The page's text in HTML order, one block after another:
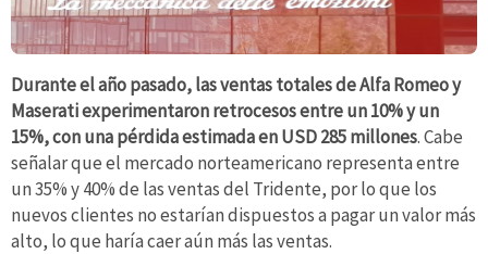
Durante el año pasado, las ventas totales de Alfa Romeo y
Maserati experimentaron retrocesos entre un 10% y un
15%, con una pérdida estimada en USD 285 millones. Cabe
señalar que el mercado norteamericano representa entre
un 35% y 40% de las ventas del Tridente, por lo que los
nuevos clientes no estarían dispuestos a pagar un valor más
alto, lo que haría caer aún más las ventas.